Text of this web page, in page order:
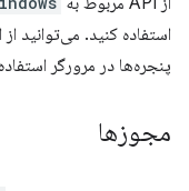
پنجره‌ها در مرورگر
مجوزها